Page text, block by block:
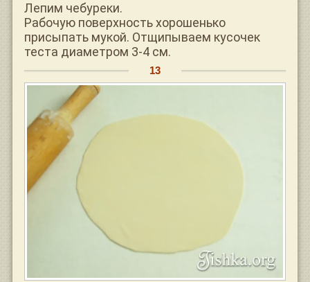
Лепим чебуреки.
Рабочую поверхность хорошенько
присыпать мукой. Отщипываем кусочек
теста диаметром 3-4 см.